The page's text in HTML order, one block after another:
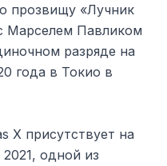
прозвищу «Лучник
Марселем Павликом
разряде на
года в Токио в
X присутствует на
одной из